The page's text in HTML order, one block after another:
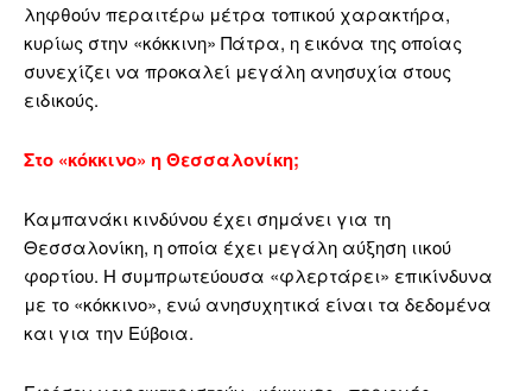
ληφθούν περαιτέρω μέτρα τοπικού χαρακτήρα,
κυρίως στην «κόκκινη» Πάτρα, η εικόνα της οποίας
συνεχίζει να προκαλεί μεγάλη ανησυχία στους
ειδικούς.
Στο «κόκκινο» η Θεσσαλονίκη;
Καμπανάκι κινδύνου έχει σημάνει για τη
Θεσσαλονίκη, η οποία έχει μεγάλη αύξηση ιικού
φορτίου. Η συμπρωτεύουσα «φλερτάρει» επικίνδυνα
με το «κόκκινο», ενώ ανησυχητικά είναι τα δεδομένα
και για την Εύβοια.